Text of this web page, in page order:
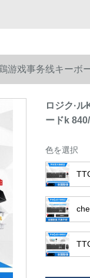
游戏事务线キー
ロジク·
ードk
色を選択